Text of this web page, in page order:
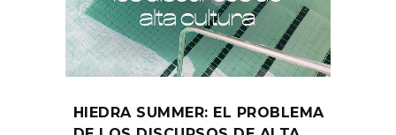
HIEDRA SUMMER: EL PROBLEMA